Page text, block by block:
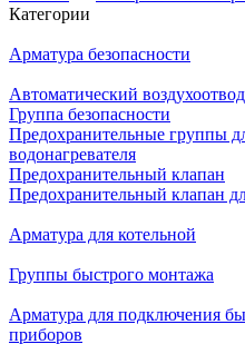
Категории
Арматура безопасности
Автоматический
Группа безопасности
Предохранительные группы
водонагревателя
Предохранительный клапан
Предохранительный клапан
Арматура для котельной
Группы быстрого монтажа
Арматура для подключения
приборов